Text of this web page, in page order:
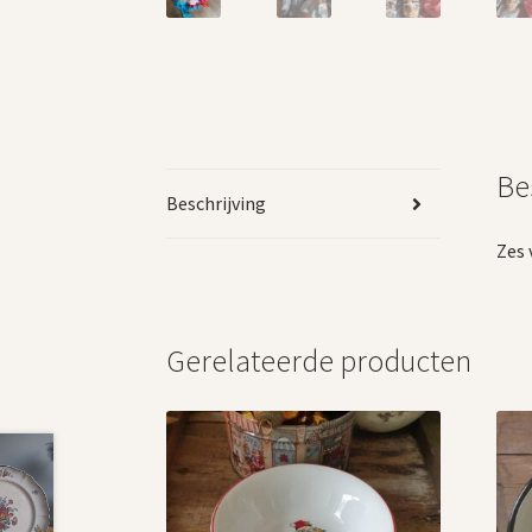
Beschrijving
Gerelateerde producten